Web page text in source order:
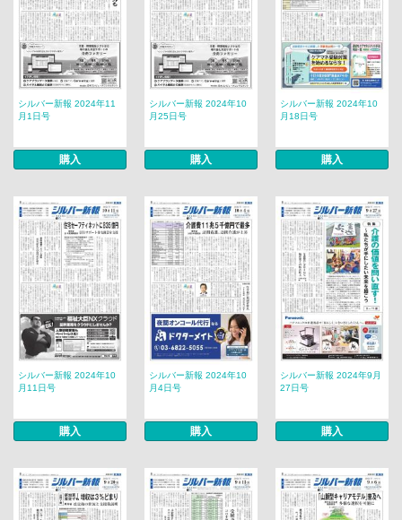
シルバー新報 2024年11
月1日号
購入
シルバー新報 2024年10
月25日号
購入
シルバー新報 2024年10
月18日号
購入
シルバー新報 2024年10
月11日号
購入
シルバー新報 2024年10
月4日号
購入
シルバー新報 2024年9月
27日号
購入